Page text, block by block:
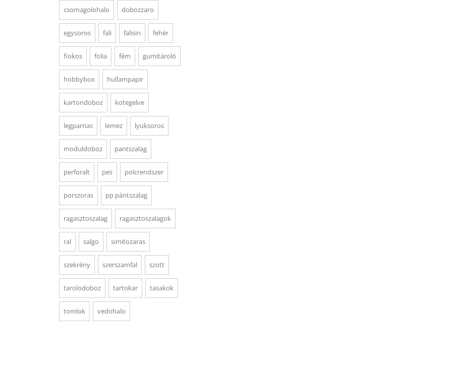
csomagolohalo dobozzaro
egysoros fali falisin fehér
fiokos folia fém gumitároló
hobbybox hullampapir
kartondoboz kotegelve
legparnas lemez lyuksoros
moduldoboz pantszalag
perforalt pes polcrendszer
porszoras pp pántszalag
ragasztoszalag ragasztoszalagok
ral salgo simitozaras
szekrény szerszamfal szott
tarolodoboz tartokar tasakok
tomlok vedohalo